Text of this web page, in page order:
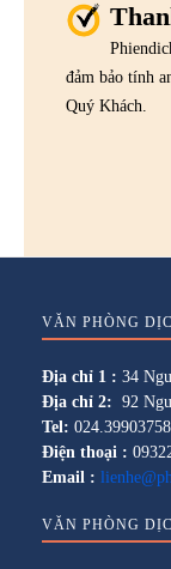
đảm bảo tính
Quý Khách.
VĂN PHÒNG
Địa chỉ 1 : 34
Địa chỉ 2: 92
Tel: 024.39903758
Điện thoại :
Email :
VĂN PHÒNG